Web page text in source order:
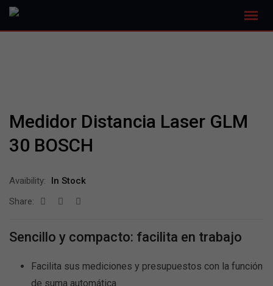
Medidor Distancia Laser GLM
30 BOSCH
Avaibility:
In Stock
Share:
Sencillo y compacto: facilita en trabajo
Facilita sus mediciones y presupuestos con la función
de suma automática